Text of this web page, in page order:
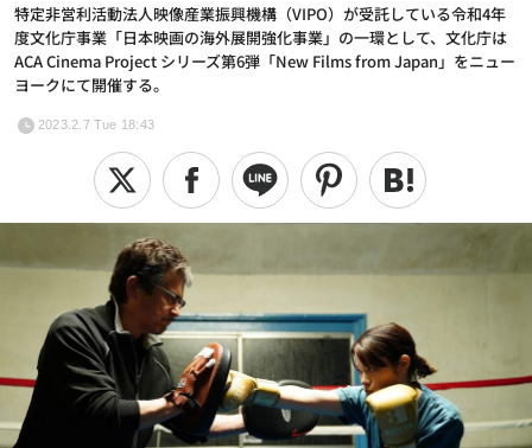
特定非営利活動法人映像産業振興機構（VIPO）が受託している令和4年
度文化庁事業「日本映画の海外展開強化事業」の一環として、文化庁は
ACA Cinema Project シリーズ第6弾「New Films from Japan」をニュー
ヨークにて開催する。
2023.2.7 Tue 18:43